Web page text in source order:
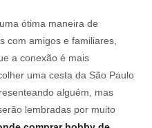
ótima maneira de
com amigos e familiares,
a conexão é mais
uma cesta da São Paulo
alguém, mas
lembradas por muito